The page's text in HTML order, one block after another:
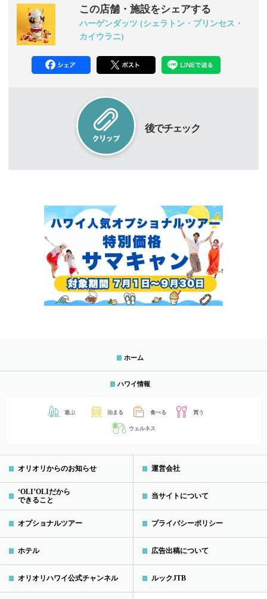
この店舗・施設をシェアする
ハーゲンダッツ (シェラトン・プリンセス・
カイウラニ)
後でチェック
ホーム
ハワイ情報
遊ぶ 泊まる 食べる 買う
ウェルネス
オリオリからのお知らせ
‘OLI’OLIだから
できること
オプショナルツアー
ホテル
オリオリハワイ公式チャンネル
運営会社
当サイトについて
プライバシーポリシー
広告出稿について
ルックJTB